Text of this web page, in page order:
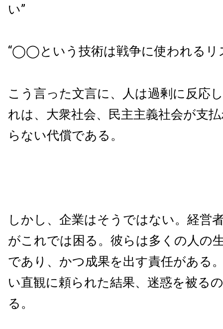
い”
“◯◯という技術は戦争に使われるリ
こう言った文言に、人は過剰に反応
れは、大衆社会、民主主義社会が支
らない代償である。
しかし、企業はそうではない。経営
がこれでは困る。彼らは多くの人の
であり、かつ成果を出す責任がある
い直観に頼られた結果、迷惑を被る
る。